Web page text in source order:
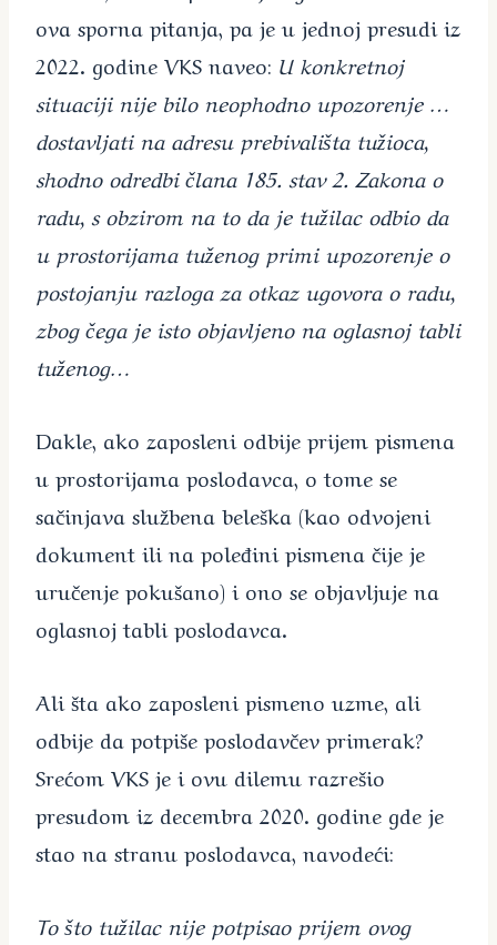
ova sporna pitanja, pa je u jednoj presudi iz
2022. godine VKS naveo: U konkretnoj
situaciji nije bilo neophodno upozorenje …
dostavljati na adresu prebivališta tužioca,
shodno odredbi člana 185. stav 2. Zakona o
radu, s obzirom na to da je tužilac odbio da
u prostorijama tuženog primi upozorenje o
postojanju razloga za otkaz ugovora o radu,
zbog čega je isto objavljeno na oglasnoj tabli
tuženog…
Dakle, ako zaposleni odbije prijem pismena
u prostorijama poslodavca, o tome se
sačinjava službena beleška (kao odvojeni
dokument ili na poleđini pismena čije je
uručenje pokušano) i ono se objavljuje na
oglasnoj tabli poslodavca.
Ali šta ako zaposleni pismeno uzme, ali
odbije da potpiše poslodavčev primerak?
Srećom VKS je i ovu dilemu razrešio
presudom iz decembra 2020. godine gde je
stao na stranu poslodavca, navodeći:
To što tužilac nije potpisao prijem ovog